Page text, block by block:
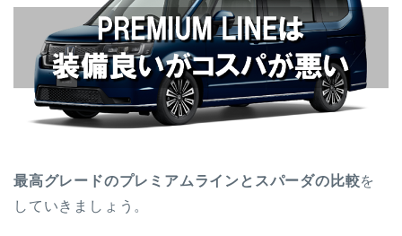
最高グレードのプレミアムラインとスパーダの比較を
していきましょう。